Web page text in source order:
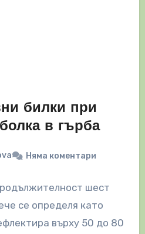
билки при
в гърба
Няма коментари
шест
се определя като
върху 50 до 80